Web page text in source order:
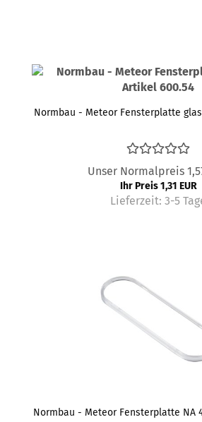
Normbau - Meteor Fensterplatte
Unser Normalpreis
Ihr Preis 1,31 EUR
Lieferzeit: 3-5
Normbau - Meteor Fensterplatte NA